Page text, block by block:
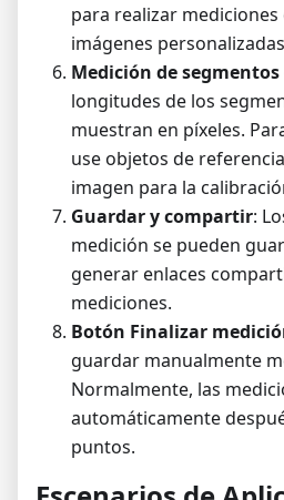
para realizar mediciones
imágenes
Medición de
longitudes de los
muestran en píxeles.
use objetos de
imagen para la
Guardar y compartir:
medición se pueden
generar enlaces
mediciones.
Botón Finalizar
guardar manualmente
Normalmente, las
automáticamente
puntos.